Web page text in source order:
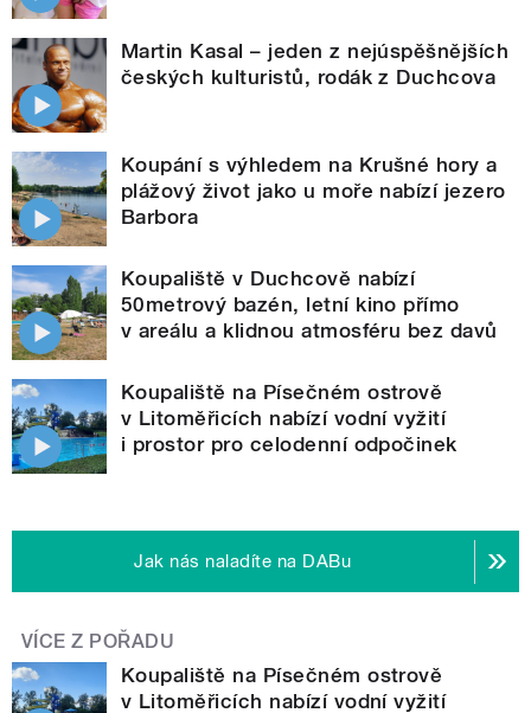
Martin Kasal – jeden z nejúspěšnějších
českých kulturistů, rodák z Duchcova
Koupání s výhledem na Krušné hory a
plážový život jako u moře nabízí jezero
Barbora
Koupaliště v Duchcově nabízí
50metrový bazén, letní kino přímo
v areálu a klidnou atmosféru bez davů
Koupaliště na Písečném ostrově
v Litoměřicích nabízí vodní vyžití
i prostor pro celodenní odpočinek
Jak nás naladíte na DABu
VÍCE Z POŘADU
Koupaliště na Písečném ostrově
v Litoměřicích nabízí vodní vyžití